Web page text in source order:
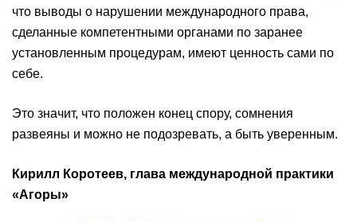
что выводы о нарушении международного права,
сделанные компетентными органами по заранее
установленным процедурам, имеют ценность сами по
себе.
Это значит, что положен конец спору, сомнения
развеяны и можно не подозревать, а быть уверенным.
Кирилл Коротеев, глава международной практики
«Агоры»